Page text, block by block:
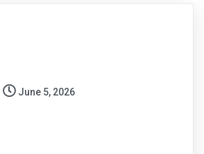
June 5, 2026